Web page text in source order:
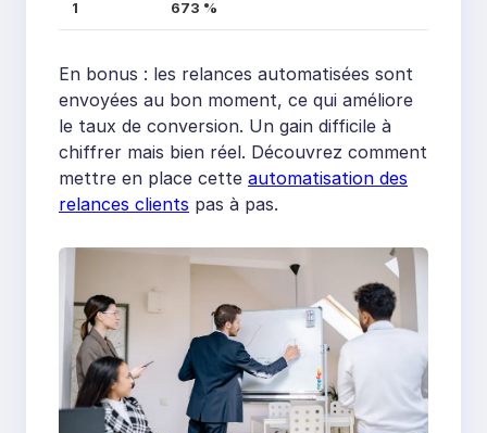
1
673 %
En bonus : les relances automatisées sont
envoyées au bon moment, ce qui améliore
le taux de conversion. Un gain difficile à
chiffrer mais bien réel. Découvrez comment
mettre en place cette automatisation des
relances clients pas à pas.